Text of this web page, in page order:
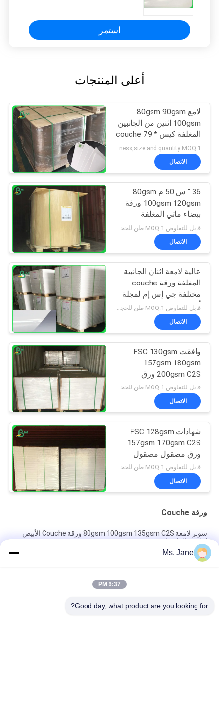
استمر
أعلى المنتجات
لامع 80gsm 90gsm
100gsm اثنين من الجانبين
المغلفة كيس couche 79 *
109cm للحقيبة
negociation according to thickness,size and quantity MOQ:1 طن للحجم المشترك و 10 طن لحجم خاص
الاتصال
36 '' س 50 م 80gsm
100gsm 120gsm ورقة
بيضاء ماتي المغلفة
للطباعة الحبر
الاتصال
عالية لامعة اثنان الجانبية
المغلفة ورقة couche
مختلفة جي إس إم لمجلة
أغطية دفتر الملاحظات
الاتصال
وافقت FSC 130gsm
157gsm 180gsm
200gsm C2S ورق
مصقول الفن للطباعة
قابل للتفاوض MOQ:1 طن للحجم المشترك و 10 طن لحجم خاص
الاتصال
شهادات FSC 128gsm
157gsm 170gsm C2S
ورق مصقول مصقول
للطباعة
قابل للتفاوض MOQ:1 طن للحجم المشترك و 10 طن لحجم خاص
الاتصال
ورقة Couche
سوبر لامعة 80gsm 100gsm 135gsm C2S ورقة Couche الأبيض
لطباعة الملصقات
300gsm للمجلات
Ms. Jane
6:37 PM
Good day, what product are you looking for?